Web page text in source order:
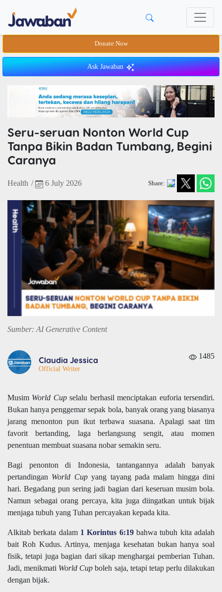
Donate Now
Ask Jawaban
Seru-seruan Nonton World Cup
Tanpa Bikin Badan Tumbang, Begini
Caranya
Health / 6 July 2026 Share:
Sumber: AI Generative Content
Claudia Jessica
Official Writer
1485
Musim World Cupselalu berhasil menciptakan euforia tersendiri.
Bukan hanya penggemar sepak bola, banyak orang yang biasanya
jarang menonton pun ikut terbawa suasana. Apalagi saat tim
favorit bertanding, laga berlangsung sengit, atau momen
penentuan membuat suasana nobar semakin seru.
Bagi penonton di Indonesia, tantangannya adalah banyak
pertandingan World Cupyang tayang pada malam hingga dini
hari. Begadang pun sering jadi bagian dari keseruan musim bola.
Namun sebagai orang percaya, kita juga diingatkan untuk bijak
menjaga tubuh yang Tuhan percayakan kepada kita.
Alkitab berkata dalam 1 Korintus 6:19bahwa tubuh kita adalah
bait Roh Kudus. Artinya, menjaga kesehatan bukan hanya soal
fisik, tetapi juga bagian dari sikap menghargai pemberian Tuhan.
Jadi, menikmati World Cup boleh saja, tetapi tetap perlu dilakukan
dengan bijak.